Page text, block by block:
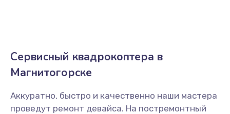
Сервисный квадрокоптера в
Магнитогорске
Аккуратно, быстро и качественно наши мастера
проведут ремонт девайса. На постремонтный